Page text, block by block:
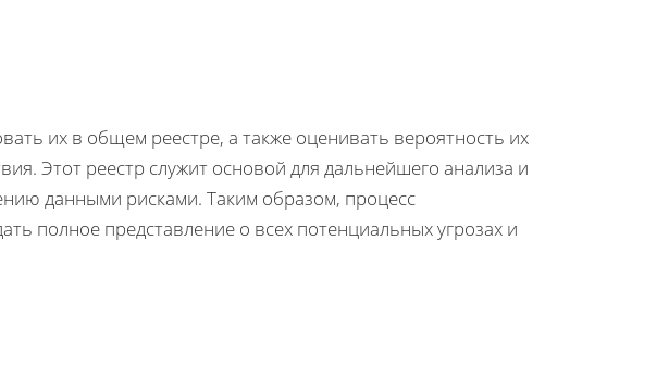
их в общем реестре, а также оценивать вероятность их
Этот реестр служит основой для дальнейшего анализа и
данными рисками. Таким образом, процесс
полное представление о всех потенциальных угрозах и